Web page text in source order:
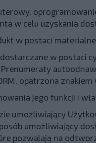
w celu uzyskania
w postaci
w postaci
opatrzona
jego funkcji i
umożliwiający
umożliwiający
pozwalają na